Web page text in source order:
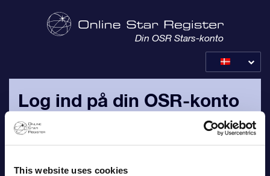
This website uses cookies
Din OSR Stars-konto
Log ind på din OSR-konto
Log ind med din personlige e-mailadresse og adgangskode,
som er blevet sendt til dig i din bekræftelsesmail for din